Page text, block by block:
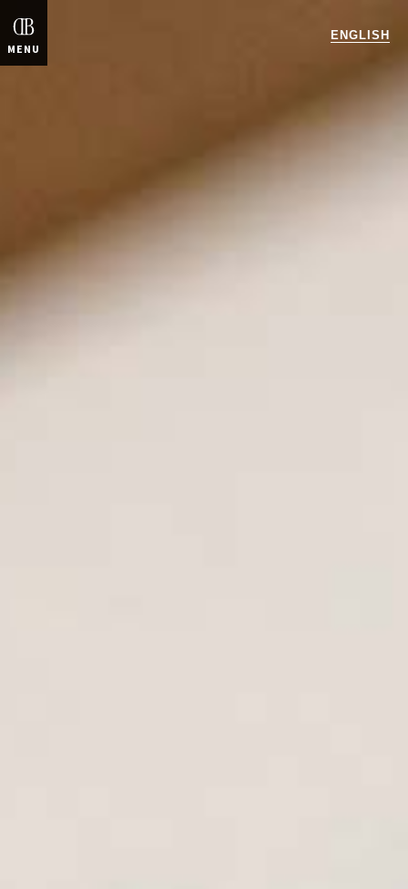
ENGLISH
MENU